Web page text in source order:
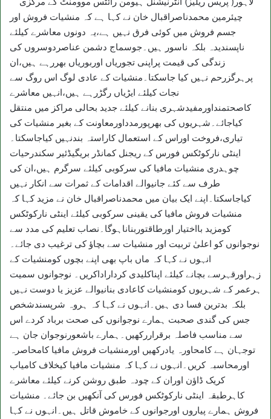
چیئرمین محمدناصراقبال خان نے کہا ہے کہ منشیات فروش اور
جسم فروش میں کوئی فرق نہیں ہے،یہ دونوں معاشرے کیلئے
ناپسندیدہ بلکہ ناسور ہیں۔جوسماج دشمن عناصردوسروں کی
زندگی کی قیمت پراپنی تجوریاں اوربوریاں بھررہے ہیں،ان
پرہرگزرحم نہیں کیا جاسکتا۔منشیات کے عادی لوگ اس روگ سے
نجات کیلئے ایڑیاں رگڑرہے ہیں،انہیں معاشرے
کاصحتمنداورمفیدشہری بنانے کیلئے جدید بحالی مراکز میں منتقل
کیاجائے۔شہریوں کی بھرپورمدداورمعاونت کے بغیر منشیات کی
تیاری،فروخت اوراس کے استعمال کاراستہ بندنہیں کیاجاسکتا۔
اینٹی نارکوٹکس فورس کے ریجنل کمانڈر بریگیڈئیر سکندرحیات
چوہدری منشیات مافیا کی سرکوبی کیلئے سرگرم ہیں،ان کی
طرف سے کئے جانیوالے اقدامات کے ثمرات سے انکار نہیں
کیاجاسکتا۔اپنے ایک بیان میں محمدناصراقبال خان نے مزید کہا کہ
منشیات فروش مافیا کی یقینی سرکوبی کیلئے اینٹی نارکوٹکس
کومزید بااختیار اورطاقتوربناناہوگا۔نصاب تعلیم کی مدد سے
نوجوانوں کو اعلیٰ تربیت اور منشیات سے بچاؤ کی ترغیب دی جائے۔
انہوں نے کہا کہ ماں باپ بھی اپنے بچوں کومنشیات کے
زہراورقہرسے بچانے کیلئے اپناکلیدی کرداراداکریں۔ نوجوانوں سمیت
ہرعمر کے شہریوں کومنشیات کاعادی بنانیوالے عزیز یا دوست نہیں
بلکہ بدترین فسا دی ہیں۔انہوں نے کہا کہ ہروہ شرپسندشخص
جس کی گندی صحبت ہمارے نوجوانوں کی صحت برباد کردے اس
سے مناسب فاصلہ برقراررکھیں۔ہمارے باشعورنوجوان جان ہے
توجہان ہے کامحاورہ یادرکھیں اورمنشیات فروش مافیا کامحاصرہ
اورمحاسبہ کریں۔انہوں نے کہا کہ منشیات مافیا کیخلاف کامیاب
کریک ڈاؤن اوران کے چودہ طبق روشن کرنے کیلئے معاشرے
کاہرطبقہ اینٹی نارکوٹکس فورس کی آنکھیں بن جائے۔ منشیات
فروش ہمارے پیاروں اورجوانوں کے خاموش قاتل ہیں۔انہوں نے کہا